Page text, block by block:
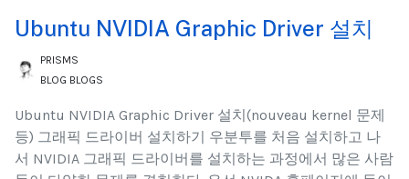
Ubuntu NVIDIA Graphic Driver 설치
PRISMS
BLOG BLOGS
Ubuntu NVIDIA Graphic Driver 설치(nouveau kernel 문제
등) 그래픽 드라이버 설치하기 우분투를 처음 설치하고 나
서 NVIDIA 그래픽 드라이버를 설치하는 과정에서 많은 사람